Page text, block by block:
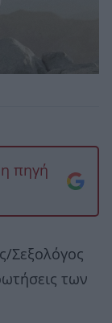
πηγή
Σεξολόγος
των